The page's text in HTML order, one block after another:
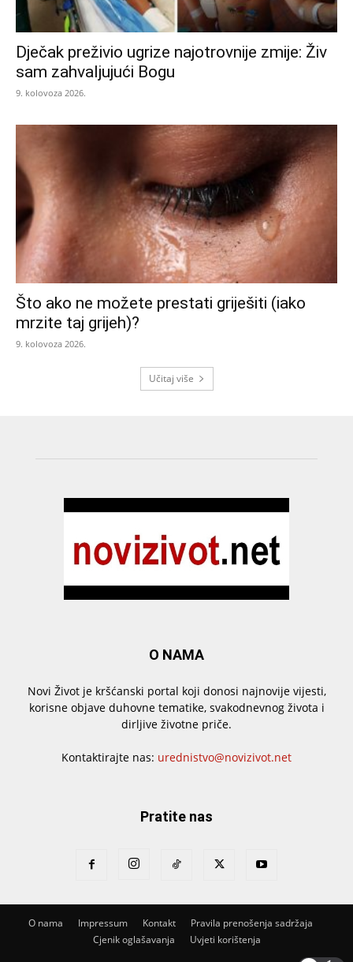
Dječak preživio ugrize najotrovnije zmije: Živ
sam zahvaljujući Bogu
9. kolovoza 2026.
Što ako ne možete prestati griješiti (iako
mrzite taj grijeh)?
9. kolovoza 2026.
Učitaj više
O NAMA
Novi Život je kršćanski portal koji donosi najnovije vijesti,
korisne objave duhovne tematike, svakodnevnog života i
dirljive životne priče.
Kontaktirajte nas: urednistvo@novizivot.net
Pratite nas
O nama Impressum Kontakt
Pravila prenošenja sadržaja
Cjenik oglašavanja
Uvjeti korištenja